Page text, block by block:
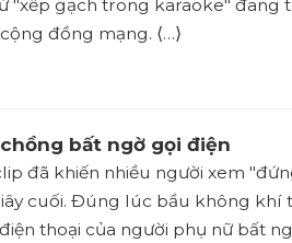
"xếp gạch trong karaoke" đang
đồng mạng. ⟨…⟩
bất ngờ gọi điện
đã khiến nhiều người xem
cuối. Đúng lúc bầu không khí
thoại của người phụ nữ bất